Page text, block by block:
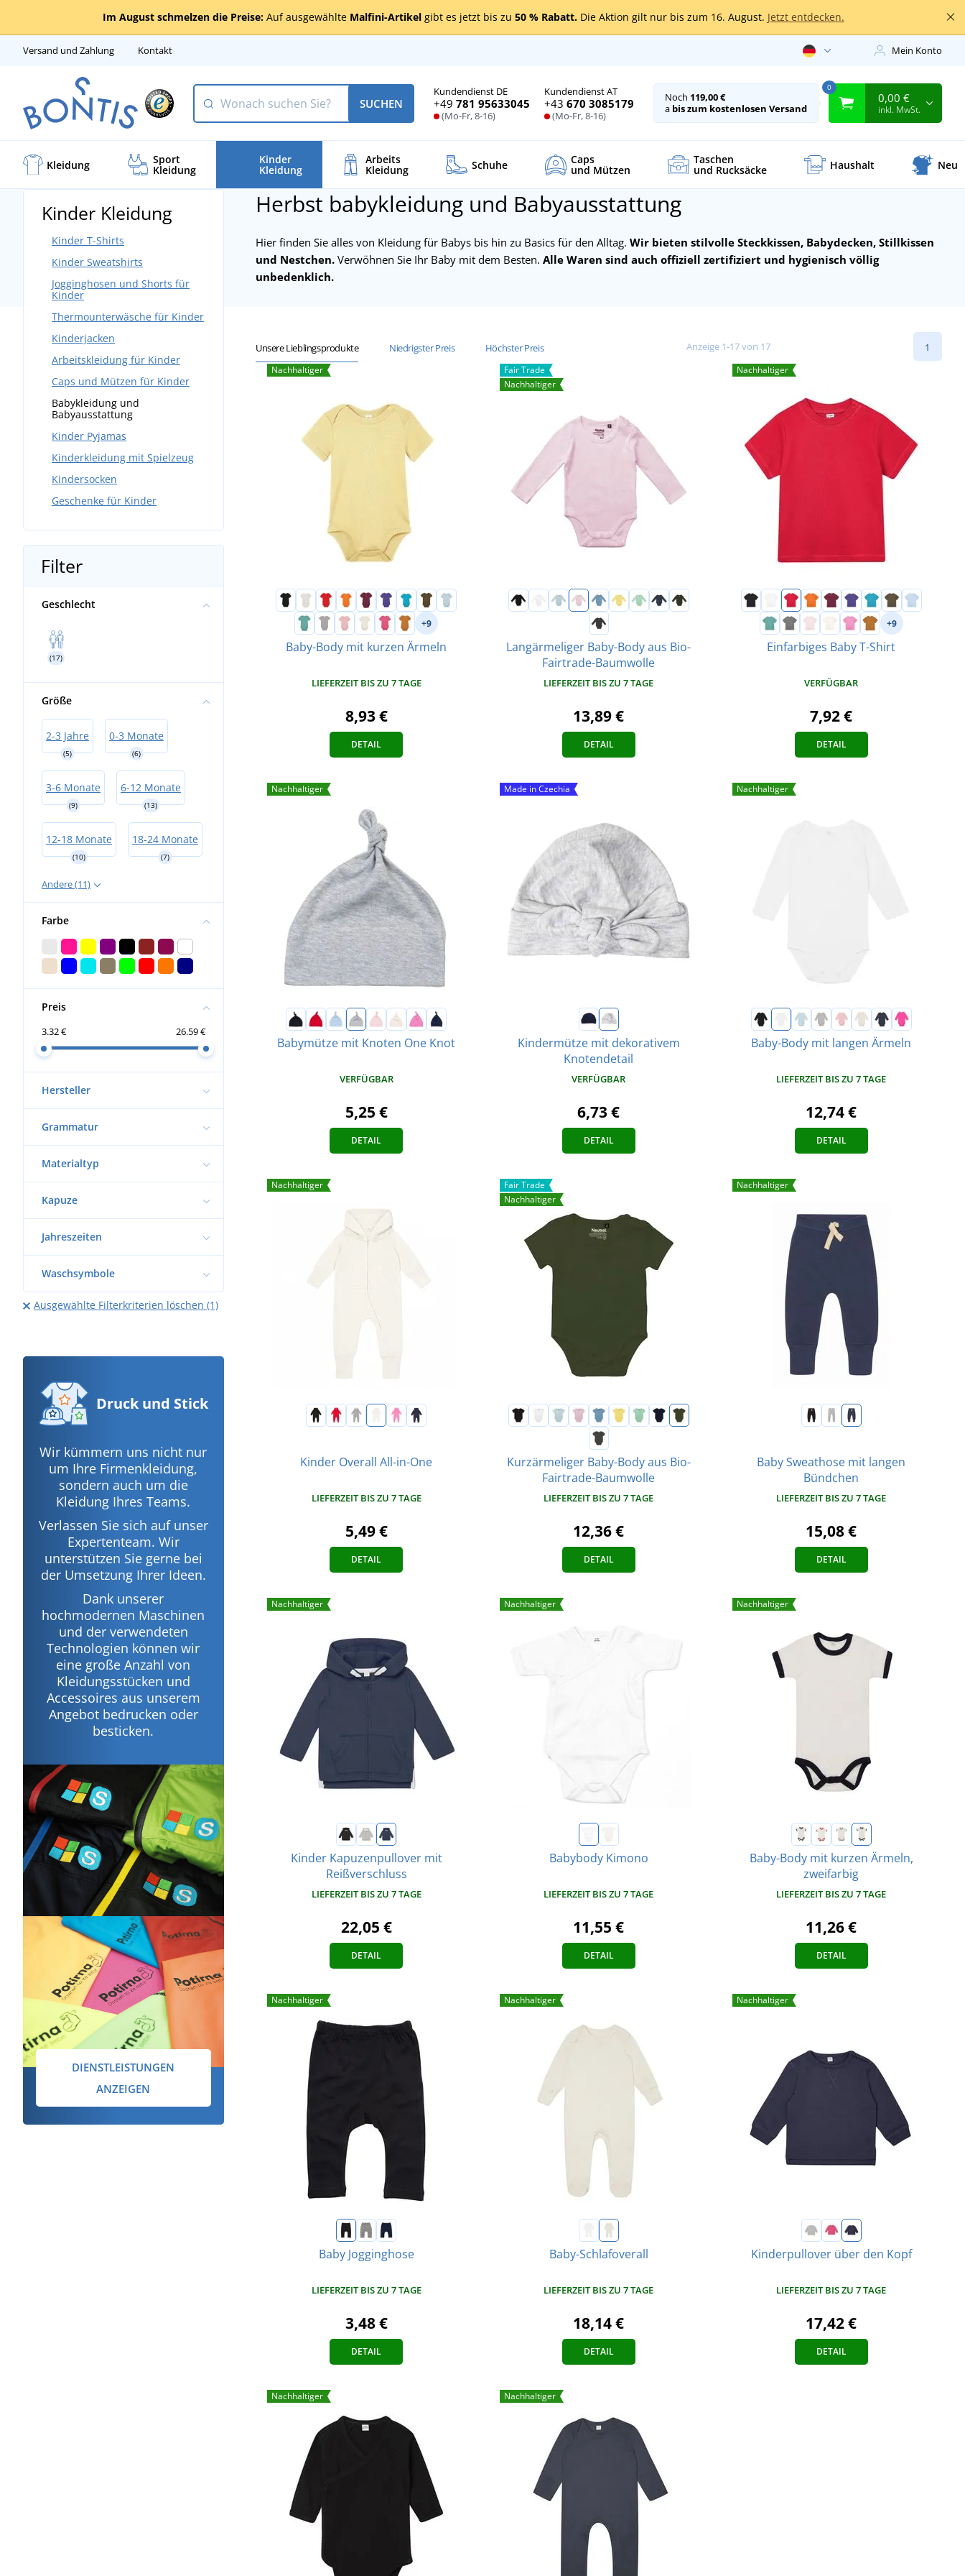
Im August schmelzen die Preise: Auf ausgewählte Malfini-Artikel gibt es jetzt bis zu 50 % Rabatt. Die Aktion gilt nur bis zum 16. August. Jetzt entdecken.
Versand und Zahlung Kontakt Mein Konto
Kundendienst DE
+49 781 95633045
(Mo-Fr, 8-16)
Kundendienst AT
+43 670 3085179
(Mo-Fr, 8-16)
SUCHEN Noch 119,00 €
a bis zum kostenlosen Versand
0
0,00 €
inkl. MwSt.
Kleidung Sport
Kleidung
Kinder
Kleidung
Arbeits
Kleidung Schuhe Caps
und Mützen
Taschen
und Rucksäcke Haushalt Neu
Herbst babykleidung und Babyausstattung
Hier finden Sie alles von Kleidung für Babys bis hin zu Basics für den Alltag. Wir bieten stilvolle Steckkissen, Babydecken, Stillkissen
und Nestchen. Verwöhnen Sie Ihr Baby mit dem Besten. Alle Waren sind auch offiziell zertifiziert und hygienisch völlig
unbedenklich.
Kinder Kleidung
Kinder T-Shirts
Kinder Sweatshirts
Jogginghosen und Shorts für
Kinder
Thermounterwäsche für Kinder
Kinderjacken
Arbeitskleidung für Kinder
Caps und Mützen für Kinder
Babykleidung und
Babyausstattung
Kinder Pyjamas
Kinderkleidung mit Spielzeug
Kindersocken
Geschenke für Kinder
Filter
Geschlecht
(17)
Größe
2-3 Jahre
(5)
0-3 Monate
(6)
3-6 Monate
(9)
6-12 Monate
(13)
12-18 Monate
(10)
18-24 Monate
(7)
Andere (11)
Farbe
Preis
3.32 € 26.59 €
Hersteller
Grammatur
Materialtyp
Kapuze
Jahreszeiten
Waschsymbole
Ausgewählte Filterkriterien löschen (1)
Druck und Stick
Wir kümmern uns nicht nur
um Ihre Firmenkleidung,
sondern auch um die
Kleidung Ihres Teams.
Verlassen Sie sich auf unser
Expertenteam. Wir
unterstützen Sie gerne bei
der Umsetzung Ihrer Ideen.
Dank unserer
hochmodernen Maschinen
und der verwendeten
Technologien können wir
eine große Anzahl von
Kleidungsstücken und
Accessoires aus unserem
Angebot bedrucken oder
besticken.
DIENSTLEISTUNGEN
ANZEIGEN
Unsere Lieblingsprodukte Niedrigster Preis Höchster Preis Anzeige 1-17 von 17 1
Nachhaltiger
+9
Baby-Body mit kurzen Ärmeln
LIEFERZEIT BIS ZU 7 TAGE
8,93 €
DETAIL
Fair Trade
Nachhaltiger
Langärmeliger Baby-Body aus Bio-
Fairtrade-Baumwolle
LIEFERZEIT BIS ZU 7 TAGE
13,89 €
DETAIL
Nachhaltiger
+9
Einfarbiges Baby T-Shirt
VERFÜGBAR
7,92 €
DETAIL
Nachhaltiger
Babymütze mit Knoten One Knot
VERFÜGBAR
5,25 €
DETAIL
Made in Czechia
Kindermütze mit dekorativem
Knotendetail
VERFÜGBAR
6,73 €
DETAIL
Nachhaltiger
Baby-Body mit langen Ärmeln
LIEFERZEIT BIS ZU 7 TAGE
12,74 €
DETAIL
Nachhaltiger
Kinder Overall All-in-One
LIEFERZEIT BIS ZU 7 TAGE
5,49 €
DETAIL
Fair Trade
Nachhaltiger
Kurzärmeliger Baby-Body aus Bio-
Fairtrade-Baumwolle
LIEFERZEIT BIS ZU 7 TAGE
12,36 €
DETAIL
Nachhaltiger
Baby Sweathose mit langen
Bündchen
LIEFERZEIT BIS ZU 7 TAGE
15,08 €
DETAIL
Nachhaltiger
Kinder Kapuzenpullover mit
Reißverschluss
LIEFERZEIT BIS ZU 7 TAGE
22,05 €
DETAIL
Nachhaltiger
Babybody Kimono
LIEFERZEIT BIS ZU 7 TAGE
11,55 €
DETAIL
Nachhaltiger
Baby-Body mit kurzen Ärmeln,
zweifarbig
LIEFERZEIT BIS ZU 7 TAGE
11,26 €
DETAIL
Nachhaltiger
Baby Jogginghose
LIEFERZEIT BIS ZU 7 TAGE
3,48 €
DETAIL
Nachhaltiger
Baby-Schlafoverall
LIEFERZEIT BIS ZU 7 TAGE
18,14 €
DETAIL
Nachhaltiger
Kinderpullover über den Kopf
LIEFERZEIT BIS ZU 7 TAGE
17,42 €
DETAIL
Nachhaltiger Nachhaltiger